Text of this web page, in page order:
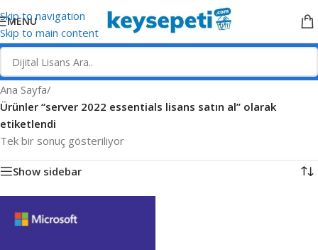
Skip to navigation
Skip to main content
MENU
Ana Sayfa/
Ürünler “server 2022 essentials lisans satın al” olarak
etiketlendi
Tek bir sonuç gösteriliyor
Show sidebar